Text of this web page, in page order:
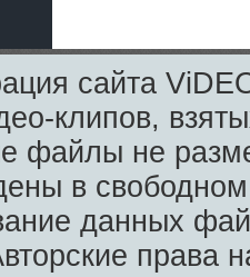
сайта
клипов,
файлы не
в
данных
права